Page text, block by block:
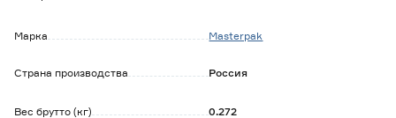
Марка Masterpak
Страна производства Россия
Вес брутто (кг) 0.272